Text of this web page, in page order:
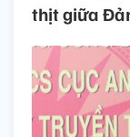
thịt giữa